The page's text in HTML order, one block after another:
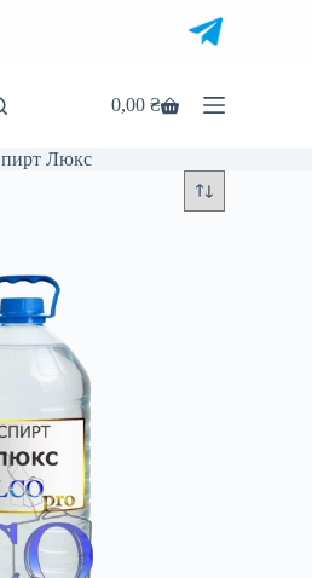
Кошик
0,00₴
пирт Люкс